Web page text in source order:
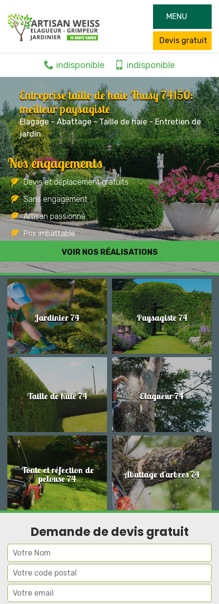
MENU
Devis gratuit
indisponible indisponible
Entreprise taille de haie Thusy 74150:
meilleur paysagiste
Elagage - Abattage - Taille de haie - Entretien de
jardin
VOIR NOS RÉALISATIONS
Nos engagements
Devis et déplacement gratuits
Sans engagement
Artisan passionné
Prix imbattable
Travail de qualité
Jardinier 74 Paysagiste 74
Taille de haie 74 Elagueur 74
Tonte et réfection de
pelouse 74 Abattage d'arbres 74
Demande de devis gratuit